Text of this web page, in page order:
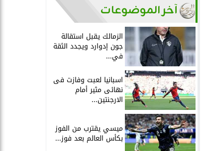
آخر الموضوعات
الزمالك يقبل استقالة
جون إدوارد ويجدد الثقة
في...
اسبانيا لعبت وفازت فى
نهائى مثير أمام
الارجنتين...
ميسي يقترب من الفوز
بكأس العالم بعد فوز...